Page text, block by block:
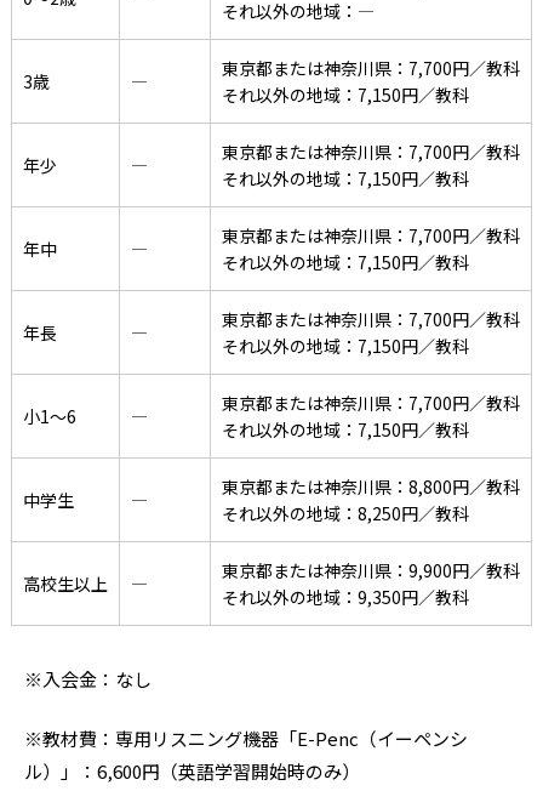
それ以外の地域：―
3歳 ―
東京都または神奈川県：7,700円／教科
それ以外の地域：7,150円／教科
年少 ―
東京都または神奈川県：7,700円／教科
それ以外の地域：7,150円／教科
年中 ―
東京都または神奈川県：7,700円／教科
それ以外の地域：7,150円／教科
年長 ―
東京都または神奈川県：7,700円／教科
それ以外の地域：7,150円／教科
小1〜6 ―
東京都または神奈川県：7,700円／教科
それ以外の地域：7,150円／教科
中学生 ―
東京都または神奈川県：8,800円／教科
それ以外の地域：8,250円／教科
高校生以上 ―
東京都または神奈川県：9,900円／教科
それ以外の地域：9,350円／教科
※入会金：なし
※教材費：専用リスニング機器「E-Penc（イーペンシ
ル）」：6,600円（英語学習開始時のみ）